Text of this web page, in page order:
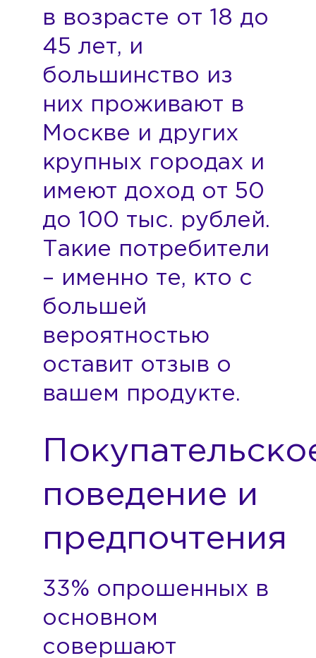
в возрасте от 18 до
45 лет, и
большинство из
них проживают в
Москве и других
крупных городах и
имеют доход от 50
до 100 тыс. рублей.
Такие потребители
– именно те, кто с
большей
вероятностью
оставит отзыв о
вашем продукте.
поведение и
предпочтения
33% опрошенных в
основном
совершают